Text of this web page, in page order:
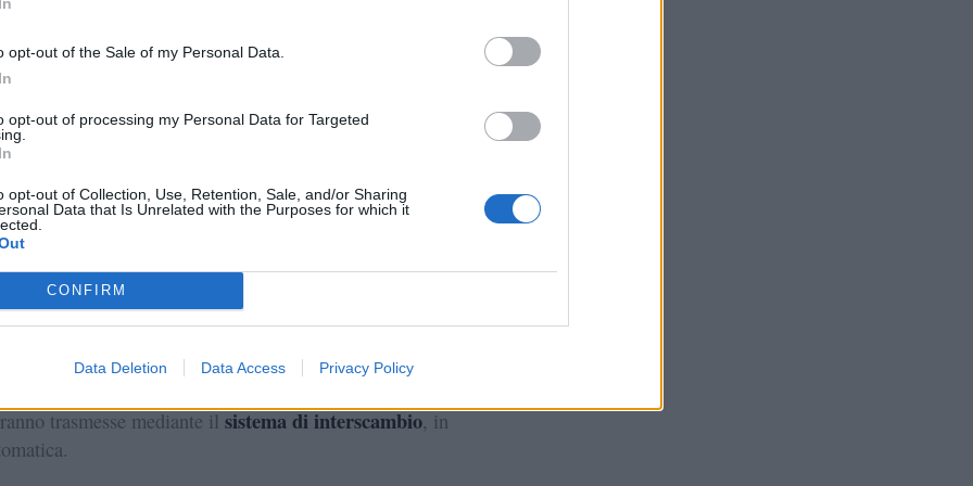
opt-out of the Sale of my Personal Data.
opt-out of processing my Personal Data for Targeted
opt-out of Collection, Use, Retention, Sale, and/or Sharing
Data that Is Unrelated with the Purposes for which it
CONFIRM
Data Deletion Data Access Privacy Policy
nella pagina dedicata allafatturazione
del
trasmesse mediante ilsistema di interscambio, in